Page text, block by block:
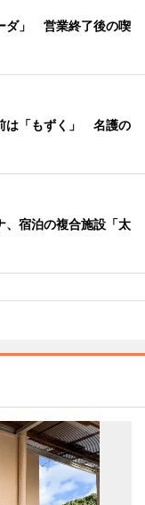
ダ」 営業終了後の喫
は「もずく」 名護の
、宿泊の複合施設「太